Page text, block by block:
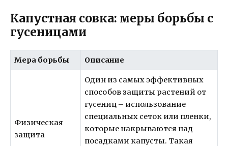
Капустная совка: меры борьбы с
гусеницами
Мера борьбы Описание
Физическая
защита
Один из самых эффективных
способов защиты растений от
гусениц – использование
специальных сеток или пленки,
которые накрываются над
посадками капусты. Такая